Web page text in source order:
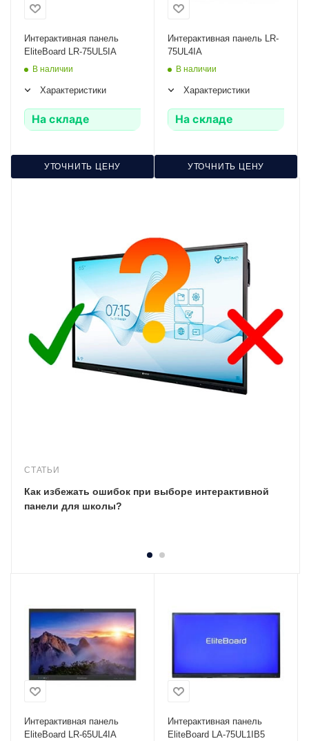
Интерактивная панель
EliteBoard LR-75UL5IA
В наличии
Характеристики
На складе
УТОЧНИТЬ ЦЕНУ
Интерактивная панель LR-
75UL4IA
В наличии
Характеристики
На складе
УТОЧНИТЬ ЦЕНУ
СТАТЬИ
Как избежать ошибок при выборе интерактивной
панели для школы?
Интерактивная панель
EliteBoard LR-65UL4IA
Интерактивная панель
EliteBoard LA-75UL1IB5